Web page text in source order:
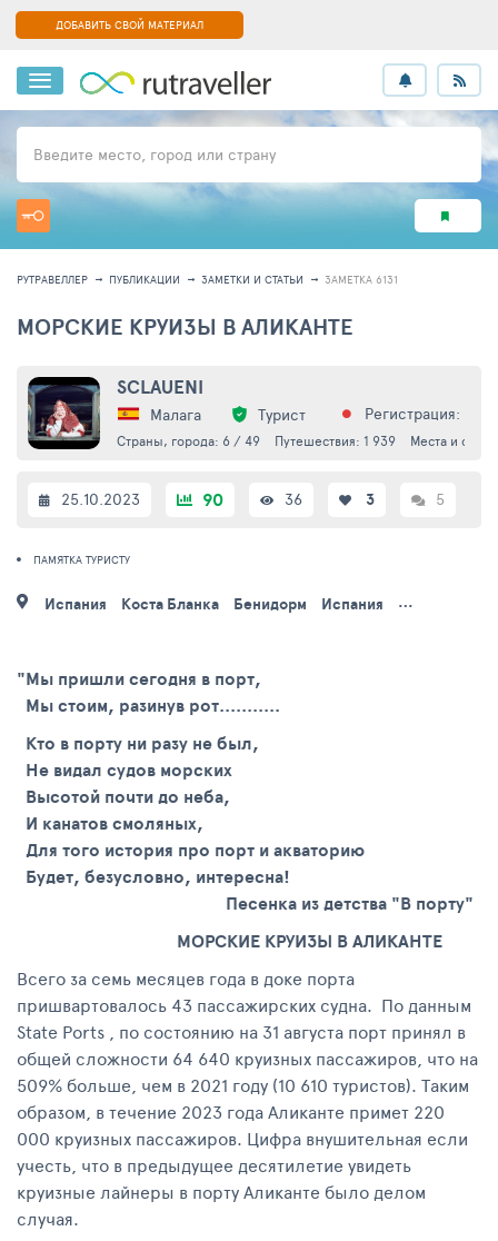
ДОБАВИТЬ СВОЙ МАТЕРИАЛ
Введите место, город или страну
РУТРАВЕЛЛЕР ПУБЛИКАЦИИ ЗАМЕТКИ И СТАТЬИ ЗАМЕТКА 6131
МОРСКИЕ КРУИЗЫ В АЛИКАНТЕ
25.10.2023 90 36 3 5
ПАМЯТКА ТУРИСТУ
Испания Коста Бланка Бенидорм Испания Валенсия
"Мы пришли сегодня в порт,
Мы стоим, разинув рот...........
Кто в порту ни разу не был,
Не видал судов морских
Высотой почти до неба,
И канатов смоляных,
Для того история про порт и акваторию
Будет, безусловно, интересна!
Песенкa из детства "В порту"
МОРСКИЕ КРУИЗЫ В АЛИКАНТЕ
Всего за семь месяцев года в доке порта
пришвартовалось 43 пассажирских судна. По данным
State Ports , по состоянию на 31 августа порт принял в
общей сложности 64 640 круизных пассажиров, что на
509% больше, чем в 2021 году (10 610 туристов). Таким
образом, в течение 2023 года Аликанте примет 220
000 круизных пассажиров. Цифра внушительная если
учесть, что в предыдущее десятилетие увидеть
круизные лайнеры в порту Аликанте было делом
случая.
SCLAUENI
Малага Турист Регистрация:
Страны, города: 6 / 49 Путешествия: 1 939 Места и